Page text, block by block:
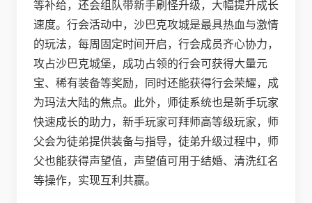
等补给，还会组队带新手刷怪升级，大幅提升成长
速度。行会活动中，沙巴克攻城是最具热血与激情
的玩法，每周固定时间开启，行会成员齐心协力，
攻占沙巴克城堡，成功占领的行会可获得大量元
宝、稀有装备等奖励，同时还能获得行会荣耀，成
为玛法大陆的焦点。此外，师徒系统也是新手玩家
快速成长的助力，新手玩家可拜师高等级玩家，师
父会为徒弟提供装备与指导，徒弟升级过程中，师
父也能获得声望值，声望值可用于结婚、清洗红名
等操作，实现互利共赢。